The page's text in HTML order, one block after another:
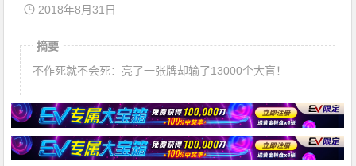
2018年8月31日
摘要
不作死就不会死：亮了一张牌却输了13000个大盲！